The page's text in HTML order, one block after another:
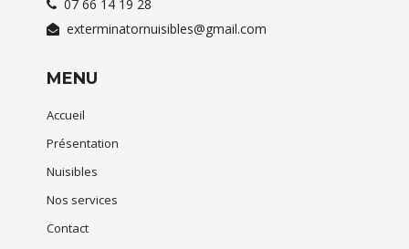
07 66 14 19 28
exterminatornuisibles@gmail.com
MENU
Accueil
Présentation
Nuisibles
Nos services
Contact